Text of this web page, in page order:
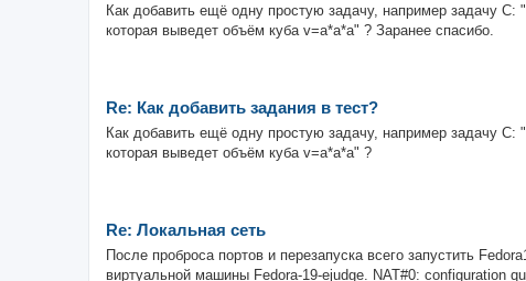
Как добавить ещё одну простую задачу, например задачу
которая выведет объём куба v=a*a*a" ? Заранее спасибо.
Re: Как добавить задания в тест?
Как добавить ещё одну простую задачу, например задачу
которая выведет объём куба v=a*a*a" ?
Re: Локальная сеть
После проброса портов и перезапуска всего запустить
виртуальной машины Fedora-19-ejudge. NAT#0: configuration